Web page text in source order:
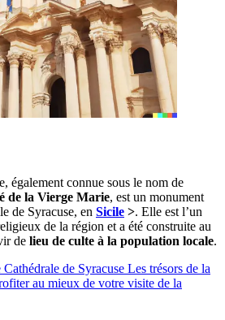
également connue sous le nom de
de la Vierge Marie, est un monument
de Syracuse, en Sicile >. Elle est l’un
de la région et a été construite au
de lieu de culte à la population locale.
de Syracuse Les trésors de la
au mieux de votre visite de la